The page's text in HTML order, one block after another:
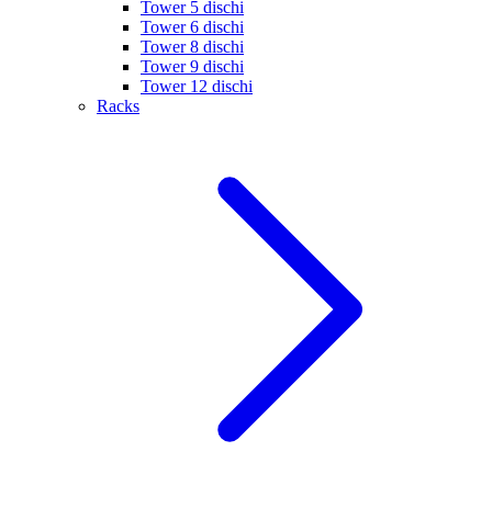
Tower 5 dischi
Tower 6 dischi
Tower 8 dischi
Tower 9 dischi
Tower 12 dischi
Racks